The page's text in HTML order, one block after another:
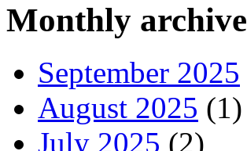
Monthly archive
September 2025
August 2025 (1)
July 2025 (2)